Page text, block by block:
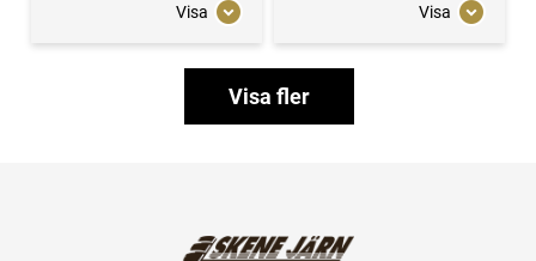
Visa Visa
Visa fler